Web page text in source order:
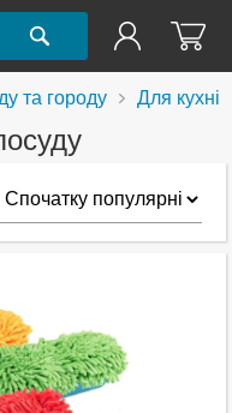
та городу Для кухні